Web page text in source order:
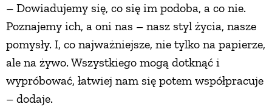
– Dowiadujemy się, co się im podoba, a co nie.
Poznajemy ich, a oni nas – nasz styl życia, nasze
pomysły. I, co najważniejsze, nie tylko na papierze,
ale na żywo. Wszystkiego mogą dotknąć i
wypróbować, łatwiej nam się potem współpracuje
– dodaje.
CIASTA I DESERY
DODATKI
PRZETWORY